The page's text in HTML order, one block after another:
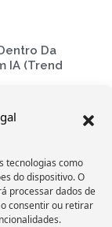
tecnologias como
do dispositivo. O
processar dados de
consentir ou retirar
Da
IA (Trend
»